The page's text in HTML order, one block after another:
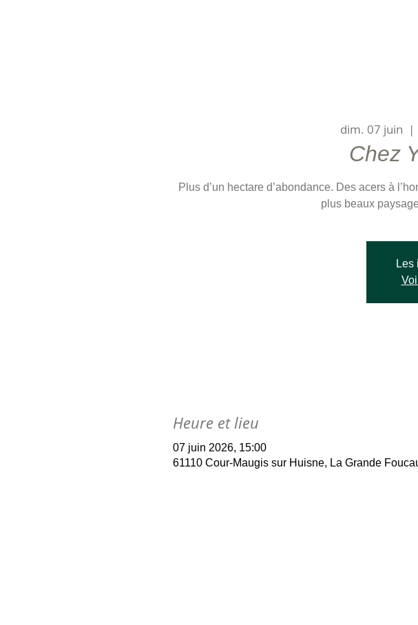
dim. 07 juin
  |
Chez
Plus d’un hectare d’abondance. Des acers à
plus beaux
Les
Heure et lieu
07 juin 2026, 15:00
61110 Cour-Maugis sur Huisne, La Grande